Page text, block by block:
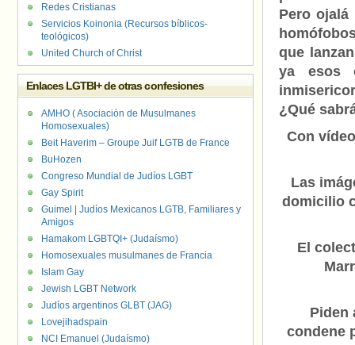
Pero
que
ya esos
¿Qué
Con
Las
domicilio
El
Piden
condene
Redes Cristianas
Servicios Koinonia (Recursos bíblicos-
teológicos)
United Church of Christ
Enlaces LGTBI+ de otras confesiones
AMHO ( Asociación de Musulmanes
Homosexuales)
Beit Haverim – Groupe Juif LGTB de France
BuHozen
Congreso Mundial de Judíos LGBT
Gay Spirit
Guimel | Judíos Mexicanos LGTB, Familiares y
Amigos
Hamakom LGBTQI+ (Judaísmo)
Homosexuales musulmanes de Francia
Islam Gay
Jewish LGBT Network
Judíos argentinos GLBT (JAG)
Lovejihadspain
NCI Emanuel (Judaísmo)